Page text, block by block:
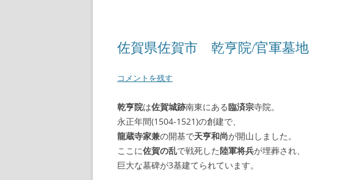
佐賀県佐賀市 乾亨院/官軍墓地
コメントを残す
乾亨院は佐賀城跡南東にある臨済宗寺院。
永正年間(1504-1521)の創建で、
龍蔵寺家兼の開基で天亨和尚が開山しました。
ここに佐賀の乱で戦死した陸軍将兵が埋葬され、
巨大な墓碑が3基建てられています。